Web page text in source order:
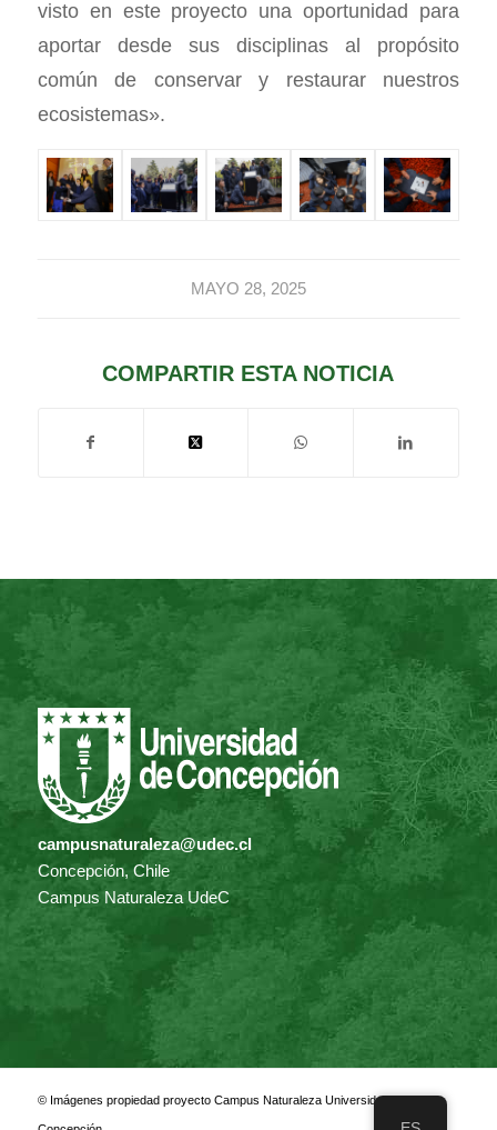
visto en este proyecto una oportunidad para
aportar desde sus disciplinas al propósito
común de conservar y restaurar nuestros
ecosistemas».
MAYO 28, 2025
COMPARTIR ESTA NOTICIA
campusnaturaleza@udec.cl
Concepción, Chile
Campus Naturaleza UdeC
© Imágenes propiedad proyecto Campus Naturaleza Universidad de